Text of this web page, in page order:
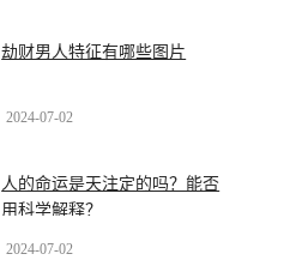
劫财男人特征有哪些图片
2024-07-02
人的命运是天注定的吗？能否
用科学解释？
2024-07-02